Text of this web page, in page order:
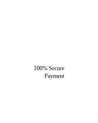
100% Secure
Payment